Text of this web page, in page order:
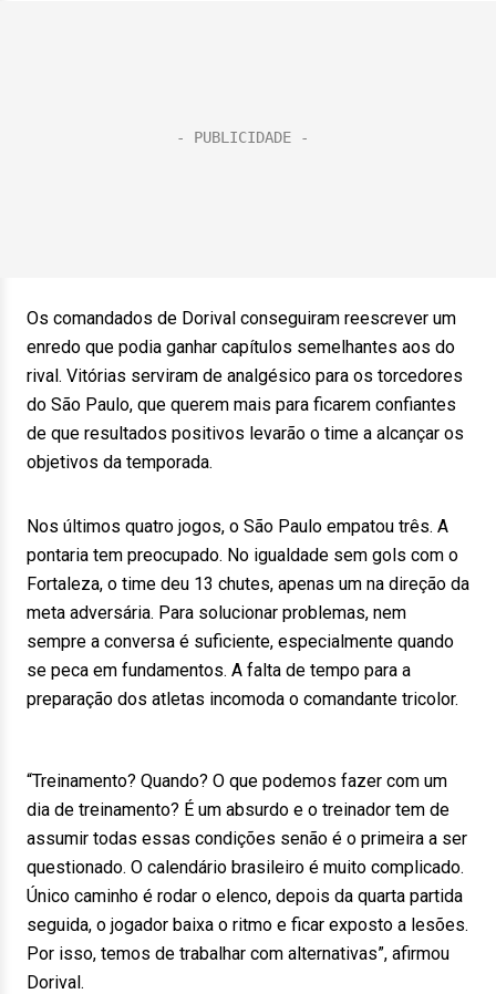
Os comandados de Dorival conseguiram reescrever um
enredo que podia ganhar capítulos semelhantes aos do
rival. Vitórias serviram de analgésico para os torcedores
do São Paulo, que querem mais para ficarem confiantes
de que resultados positivos levarão o time a alcançar os
objetivos da temporada.
Nos últimos quatro jogos, o São Paulo empatou três. A
pontaria tem preocupado. No igualdade sem gols com o
Fortaleza, o time deu 13 chutes, apenas um na direção da
meta adversária. Para solucionar problemas, nem
sempre a conversa é suficiente, especialmente quando
se peca em fundamentos. A falta de tempo para a
preparação dos atletas incomoda o comandante tricolor.
“Treinamento? Quando? O que podemos fazer com um
dia de treinamento? É um absurdo e o treinador tem de
assumir todas essas condições senão é o primeira a ser
questionado. O calendário brasileiro é muito complicado.
Único caminho é rodar o elenco, depois da quarta partida
seguida, o jogador baixa o ritmo e ficar exposto a lesões.
Por isso, temos de trabalhar com alternativas”, afirmou
Dorival.